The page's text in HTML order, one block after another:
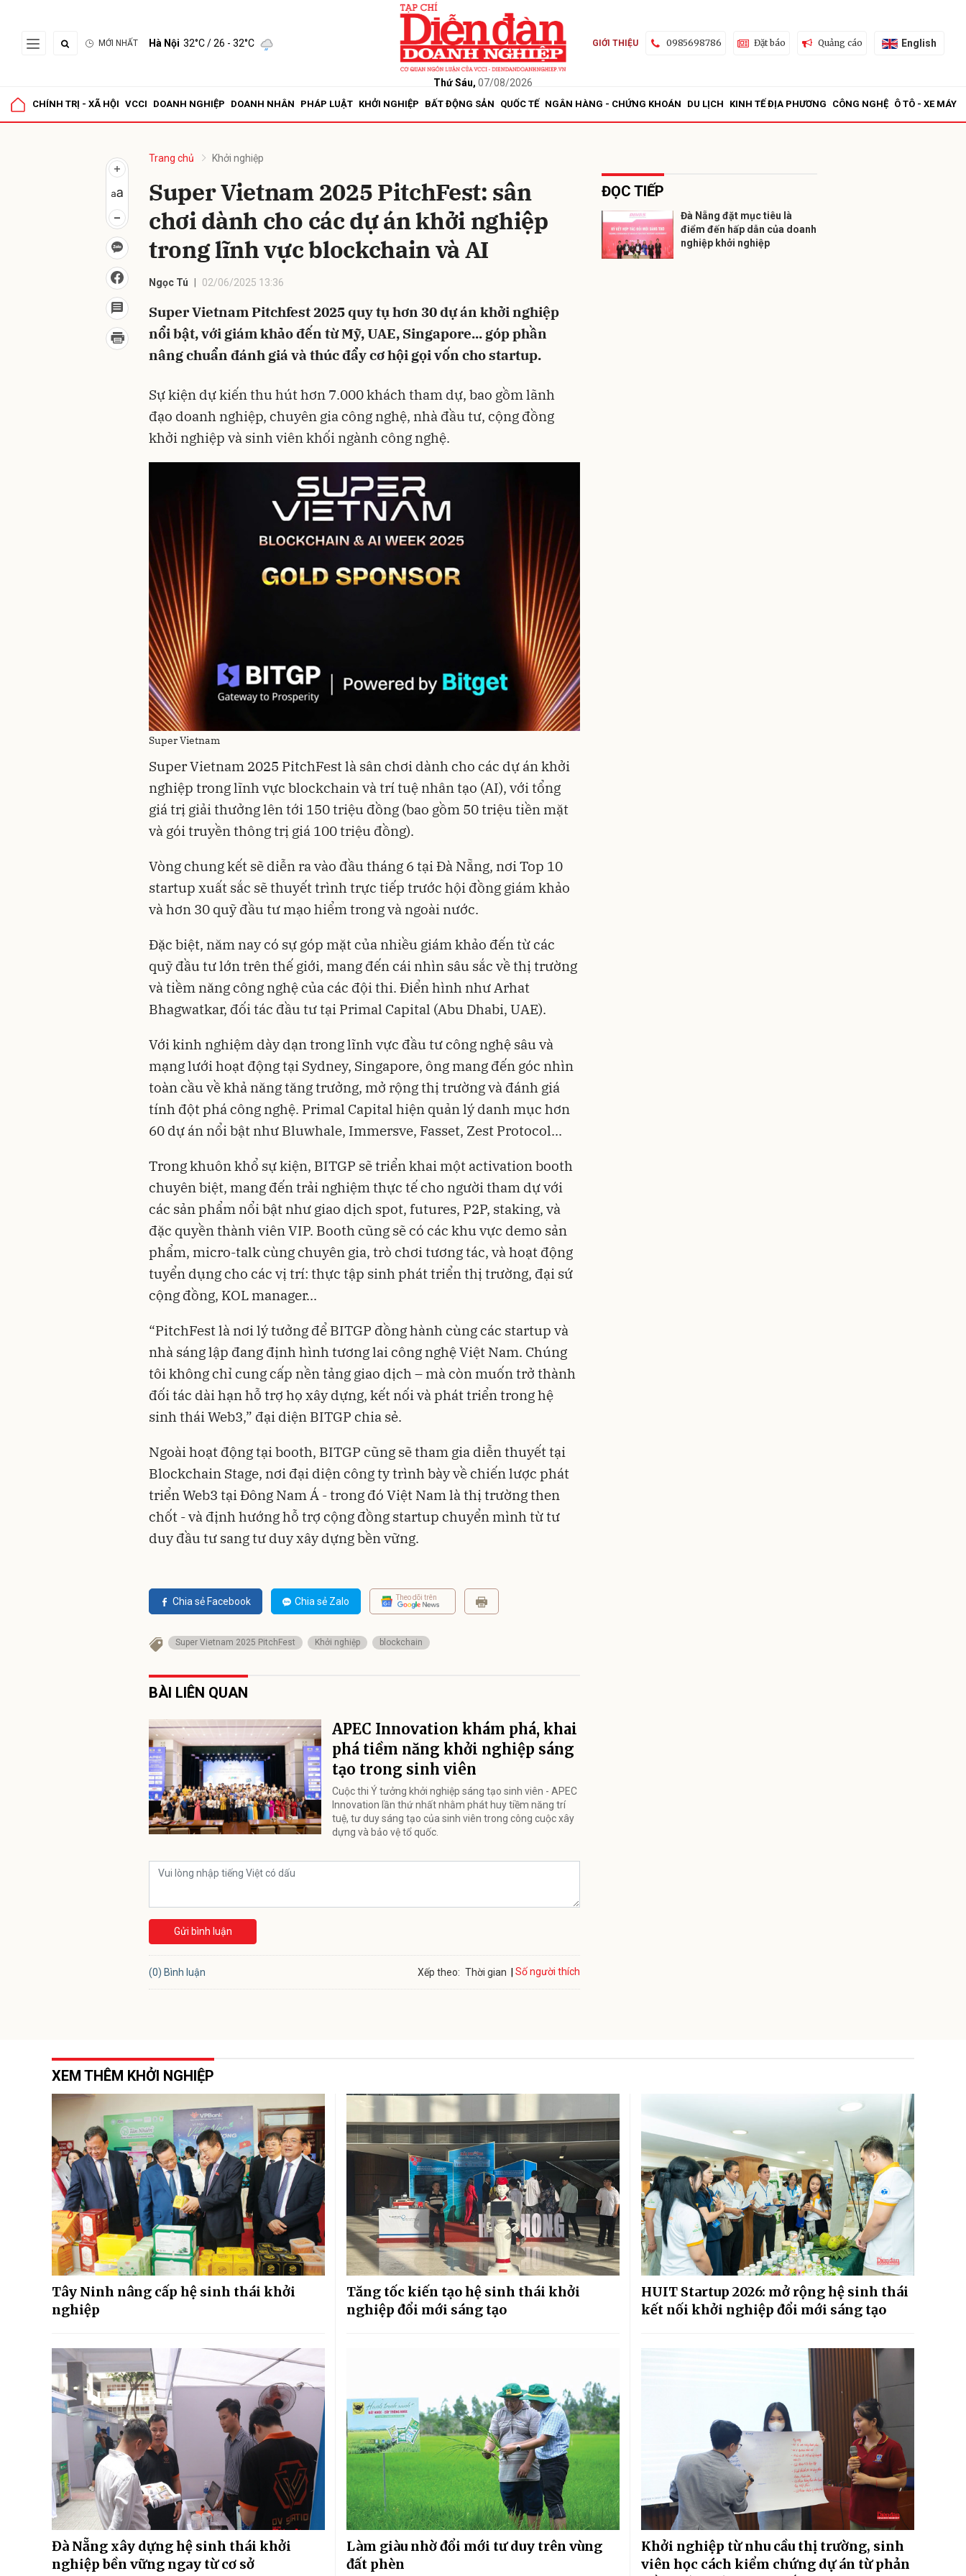
MỚI NHẤT Hà Nội 32°C/ 26 - 32°C
Thứ Sáu, 07/08/2026
GIỚI THIỆU 0985698786 Đặt báo Quảng cáo English
CHÍNH TRỊ - XÃ HỘI VCCI DOANH NGHIỆP DOANH NHÂN PHÁP LUẬT KHỞI NGHIỆP BẤT ĐỘNG SẢN QUỐC TẾ NGÂN HÀNG - CHỨNG KHOÁN DU LỊCH KINH TẾ ĐỊA PHƯƠNG CÔNG NGHỆ Ô TÔ - XE MÁY
Trang chủ Khởi nghiệp
Super Vietnam 2025 PitchFest: sân
chơi dành cho các dự án khởi nghiệp
trong lĩnh vực blockchain và AI
Ngọc Tú 02/06/2025 13:36
Super Vietnam Pitchfest 2025 quy tụ hơn 30 dự án khởi nghiệp
nổi bật, với giám khảo đến từ Mỹ, UAE, Singapore... góp phần
nâng chuẩn đánh giá và thúc đẩy cơ hội gọi vốn cho startup.
Sự kiện dự kiến thu hút hơn 7.000 khách tham dự, bao gồm lãnh
đạo doanh nghiệp, chuyên gia công nghệ, nhà đầu tư, cộng đồng
khởi nghiệp và sinh viên khối ngành công nghệ.
Super Vietnam
Super Vietnam 2025 PitchFest là sân chơi dành cho các dự án khởi
nghiệp trong lĩnh vực blockchain và trí tuệ nhân tạo (AI), với tổng
giá trị giải thưởng lên tới 150 triệu đồng (bao gồm 50 triệu tiền mặt
và gói truyền thông trị giá 100 triệu đồng).
Vòng chung kết sẽ diễn ra vào đầu tháng 6 tại Đà Nẵng, nơi Top 10
startup xuất sắc sẽ thuyết trình trực tiếp trước hội đồng giám khảo
và hơn 30 quỹ đầu tư mạo hiểm trong và ngoài nước.
Đặc biệt, năm nay có sự góp mặt của nhiều giám khảo đến từ các
quỹ đầu tư lớn trên thế giới, mang đến cái nhìn sâu sắc về thị trường
và tiềm năng công nghệ của các đội thi. Điển hình như Arhat
Bhagwatkar, đối tác đầu tư tại Primal Capital (Abu Dhabi, UAE).
Với kinh nghiệm dày dạn trong lĩnh vực đầu tư công nghệ sâu và
mạng lưới hoạt động tại Sydney, Singapore, ông mang đến góc nhìn
toàn cầu về khả năng tăng trưởng, mở rộng thị trường và đánh giá
tính đột phá công nghệ. Primal Capital hiện quản lý danh mục hơn
60 dự án nổi bật như Bluwhale, Immersve, Fasset, Zest Protocol...
Trong khuôn khổ sự kiện, BITGP sẽ triển khai một activation booth
chuyên biệt, mang đến trải nghiệm thực tế cho người tham dự với
các sản phẩm nổi bật như giao dịch spot, futures, P2P, staking, và
đặc quyền thành viên VIP. Booth cũng sẽ có các khu vực demo sản
phẩm, micro-talk cùng chuyên gia, trò chơi tương tác, và hoạt động
tuyển dụng cho các vị trí: thực tập sinh phát triển thị trường, đại sứ
cộng đồng, KOL manager...
“PitchFest là nơi lý tưởng để BITGP đồng hành cùng các startup và
nhà sáng lập đang định hình tương lai công nghệ Việt Nam. Chúng
tôi không chỉ cung cấp nền tảng giao dịch – mà còn muốn trở thành
đối tác dài hạn hỗ trợ họ xây dựng, kết nối và phát triển trong hệ
sinh thái Web3,” đại diện BITGP chia sẻ.
Ngoài hoạt động tại booth, BITGP cũng sẽ tham gia diễn thuyết tại
Blockchain Stage, nơi đại diện công ty trình bày về chiến lược phát
triển Web3 tại Đông Nam Á - trong đó Việt Nam là thị trường then
chốt - và định hướng hỗ trợ cộng đồng startup chuyển mình từ tư
duy đầu tư sang tư duy xây dựng bền vững.
Chia sẻ Facebook Chia sẻ Zalo Theo dõi trên
Super Vietnam 2025 PitchFest Khởi nghiệp blockchain
BÀI LIÊN QUAN
APEC Innovation khám phá, khai
phá tiềm năng khởi nghiệp sáng
tạo trong sinh viên
Cuộc thi Ý tưởng khởi nghiệp sáng tạo sinh viên - APEC
Innovation lần thứ nhất nhằm phát huy tiềm năng trí
tuệ, tư duy sáng tạo của sinh viên trong công cuộc xây
dựng và bảo vệ tổ quốc.
Gửi bình luận
(0) Bình luận Xếp theo: Thời gian Số người thích
ĐỌC TIẾP
Đà Nẵng đặt mục tiêu là
điểm đến hấp dẫn của doanh
nghiệp khởi nghiệp
XEM THÊM KHỞI NGHIỆP
Tây Ninh nâng cấp hệ sinh thái khởi
nghiệp
Tăng tốc kiến tạo hệ sinh thái khởi
nghiệp đổi mới sáng tạo
HUIT Startup 2026: mở rộng hệ sinh thái
kết nối khởi nghiệp đổi mới sáng tạo
Đà Nẵng xây dựng hệ sinh thái khởi
nghiệp bền vững ngay từ cơ sở
Làm giàu nhờ đổi mới tư duy trên vùng
đất phèn
Khởi nghiệp từ nhu cầu thị trường, sinh
viên học cách kiểm chứng dự án từ phản
Gửi